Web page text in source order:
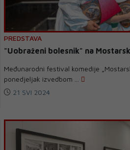
PREDSTAVA
"Uobraženi bolesnik" na
Međunarodni festival komedije
ponedjeljak izvedbom ...
21 SVI 2024